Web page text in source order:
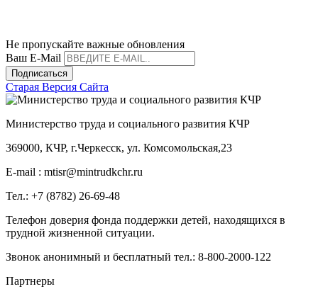
Не пропускайте важные обновления
Ваш E-Mail
Подписаться
Старая Версия Сайта
Министерство труда и социального развития КЧР
369000, КЧР, г.Черкесск, ул. Комсомольская,23
E-mail : mtisr@mintrudkchr.ru
Тел.: +7 (8782) 26-69-48
Телефон доверия фонда поддержки детей, находящихся в
трудной жизненной ситуации.
Звонок анонимный и бесплатный тел.: 8-800-2000-122
Партнеры